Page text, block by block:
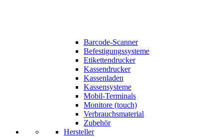
Barcode-Scanner
Befestigungssysteme
Etikettendrucker
Kassendrucker
Kassenladen
Kassensysteme
Mobil-Terminals
Monitore (touch)
Verbrauchsmaterial
Zubehör
Hersteller